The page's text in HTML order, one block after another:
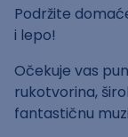
Podržite
i lepo!
Očekuje vas
rukotvorina,
fantastičnu